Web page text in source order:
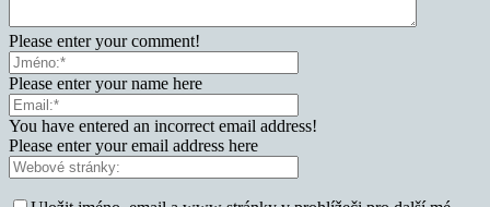
Please enter your comment!
Please enter your name here
You have entered an incorrect email address!
Please enter your email address here